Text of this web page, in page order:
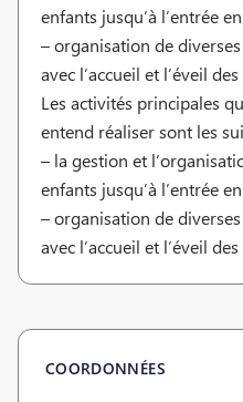
enfants jusqu’à l’entrée
– organisation de
avec l’accueil et l’éveil
Les activités principales
entend réaliser sont les
– la gestion et
enfants jusqu’à l’entrée
– organisation de
avec l’accueil et l’éveil
COORDONNÉES